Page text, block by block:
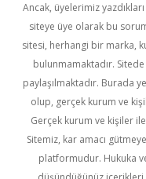
Ancak, üyelerimiz
siteye üye olarak bu
sitesi, herhangi bir marka,
bulunmamaktadır. Sitede
paylaşılmaktadır. Burada
olup, gerçek kurum ve
Gerçek kurum ve kişiler
Sitemiz, kar amacı
platformudur. Hukuka